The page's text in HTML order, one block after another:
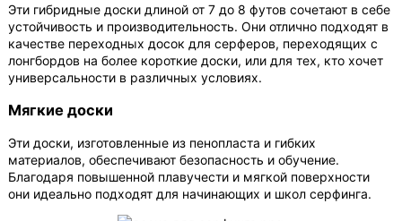
Эти гибридные доски длиной от 7 до 8 футов сочетают в себе
устойчивость и производительность. Они отлично подходят в
качестве переходных досок для серферов, переходящих с
лонгбордов на более короткие доски, или для тех, кто хочет
универсальности в различных условиях.
Мягкие доски
Эти доски, изготовленные из пенопласта и гибких
материалов, обеспечивают безопасность и обучение.
Благодаря повышенной плавучести и мягкой поверхности
они идеально подходят для начинающих и школ серфинга.